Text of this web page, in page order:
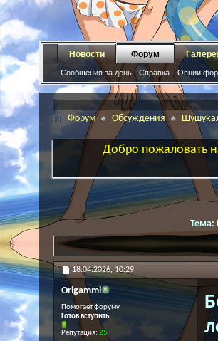
Новости Форум
Сообщения за день Справка Опции
Форум Обсуждения
Добро пожаловать
Тема:
18.04.2026,10:29
Origammi
Помогает форуму
Готов вступить
Репутация: 25